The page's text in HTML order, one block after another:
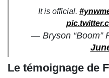
It is official.
— Bryson “Boom”
Le témoignage de